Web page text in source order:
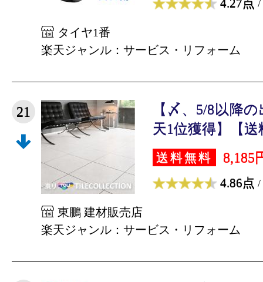
4.27点 /
タイヤ1番
楽天ジャンル：サービス・リフォーム
21
【〆、5/8以降
天1位獲得】【送
送料無料 8,185
4.86点 /
東鵬 建材販売店
楽天ジャンル：サービス・リフォーム